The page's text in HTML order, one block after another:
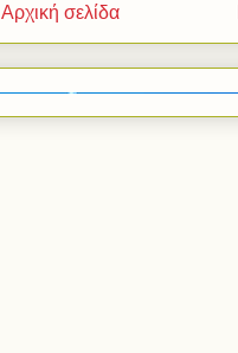
Αρχική σελίδα